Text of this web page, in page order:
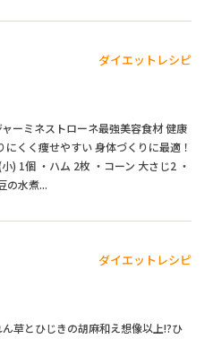
ダイエットレシピ
ーミネストローネ最強美容食材 健康
にくく痩せやすい 身体づくりに最適！
小) 1個 ・ハム 2枚 ・コーン 大さじ2 ・
の水煮...
ダイエットレシピ
草とひじきの胡麻和え想像以上!?ひ